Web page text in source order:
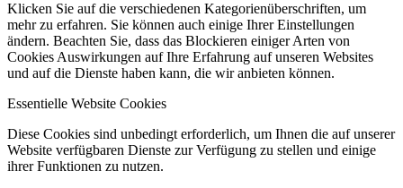
Klicken Sie auf die verschiedenen Kategorienüberschriften, um
mehr zu erfahren. Sie können auch einige Ihrer Einstellungen
ändern. Beachten Sie, dass das Blockieren einiger Arten von
Cookies Auswirkungen auf Ihre Erfahrung auf unseren Websites
und auf die Dienste haben kann, die wir anbieten können.
Essentielle Website Cookies
Diese Cookies sind unbedingt erforderlich, um Ihnen die auf unserer
Website verfügbaren Dienste zur Verfügung zu stellen und einige
ihrer Funktionen zu nutzen.